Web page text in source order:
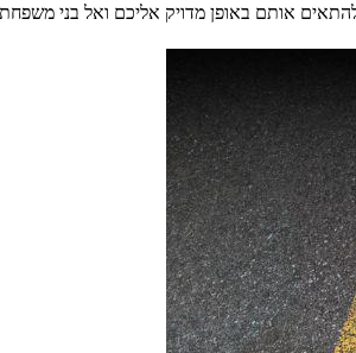
להתאים אותם באופן מדויק אליכם ואל בני